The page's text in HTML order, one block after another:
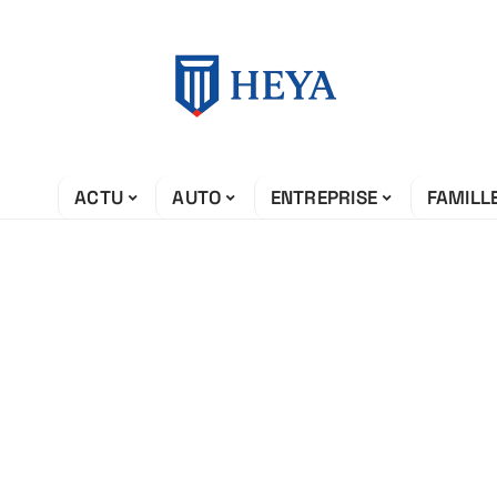
ACTU AUTO ENTREPRISE